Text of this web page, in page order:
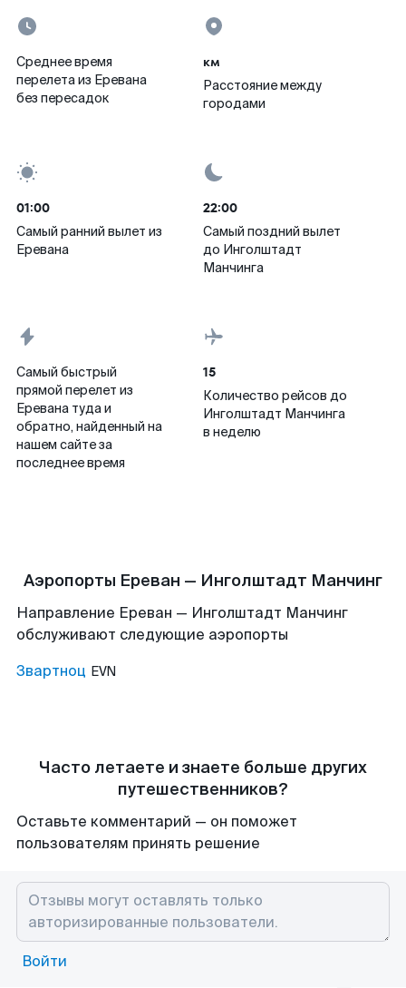
Среднее время
перелета из Еревана
без пересадок
км
Расстояние между
городами
01:00
Самый ранний вылет из
Еревана
22:00
Самый поздний вылет
до Инголштадт
Манчинга
Самый быстрый
прямой перелет из
Еревана туда и
обратно, найденный на
нашем сайте за
последнее время
15
Количество рейсов до
Инголштадт Манчинга
в неделю
Аэропорты Ереван — Инголштадт Манчинг
Направление Ереван — Инголштадт Манчинг
обслуживают следующие аэропорты
Звартноц EVN
Часто летаете и знаете больше других
путешественников?
Оставьте комментарий — он поможет
пользователям принять решение
Войти